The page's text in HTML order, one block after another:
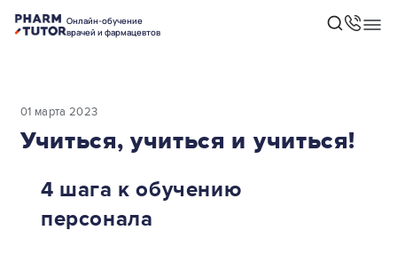
Онлайн-обучение
врачей и фармацевтов
01 марта 2023
Учиться, учиться и учиться!
4 шага к обучению
персонала